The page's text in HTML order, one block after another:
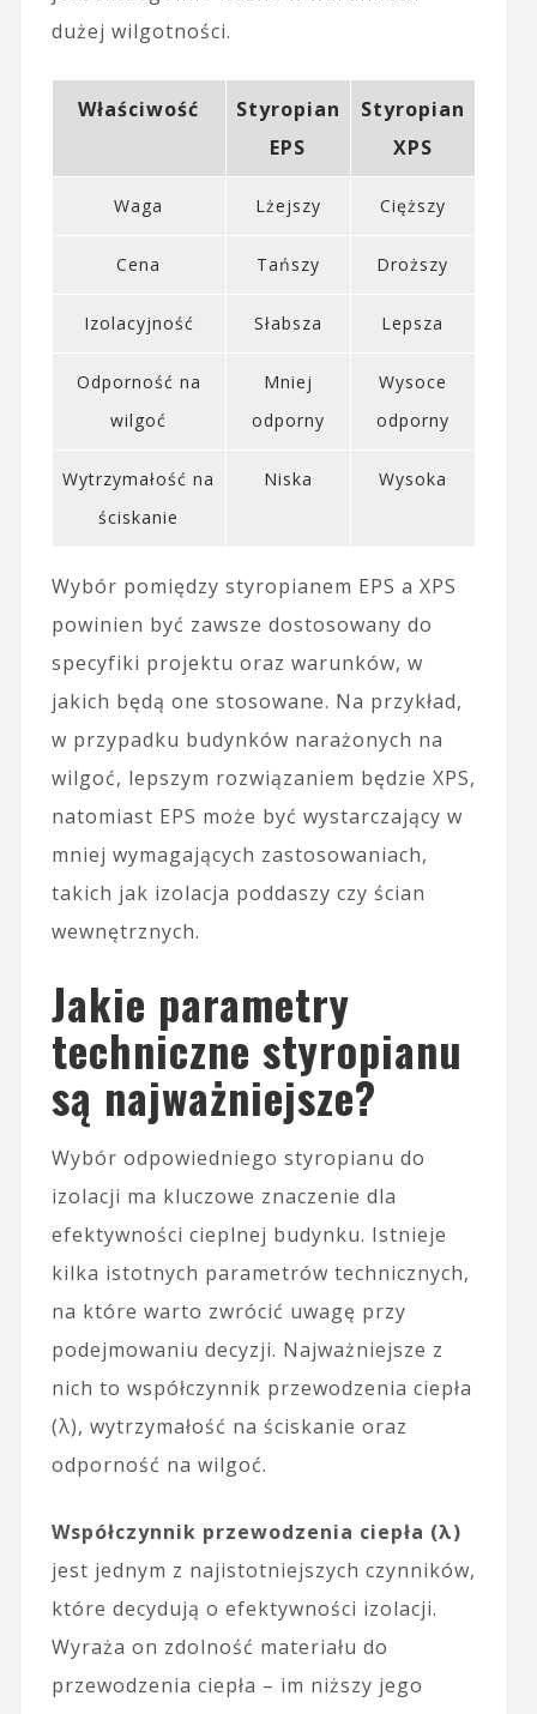
dużej wilgotności.
Właściwość
Styropian
EPS
Styropian
XPS
Waga Lżejszy Cięższy
Cena Tańszy Droższy
Izolacyjność Słabsza Lepsza
Odporność na
wilgoć
Mniej
odporny
Wysoce
odporny
Wytrzymałość na
ściskanie
Niska Wysoka
Wybór pomiędzy styropianem EPS a XPS
powinien być zawsze dostosowany do
specyfiki projektu oraz warunków, w
jakich będą one stosowane. Na przykład,
w przypadku budynków narażonych na
wilgoć, lepszym rozwiązaniem będzie XPS,
natomiast EPS może być wystarczający w
mniej wymagających zastosowaniach,
takich jak izolacja poddaszy czy ścian
wewnętrznych.
Jakie parametry
techniczne styropianu
są najważniejsze?
Wybór odpowiedniego styropianu do
izolacji ma kluczowe znaczenie dla
efektywności cieplnej budynku. Istnieje
kilka istotnych parametrów technicznych,
na które warto zwrócić uwagę przy
podejmowaniu decyzji. Najważniejsze z
nich to współczynnik przewodzenia ciepła
(λ), wytrzymałość na ściskanie oraz
odporność na wilgoć.
Współczynnik przewodzenia ciepła (λ)
jest jednym z najistotniejszych czynników,
które decydują o efektywności izolacji.
Wyraża on zdolność materiału do
przewodzenia ciepła – im niższy jego